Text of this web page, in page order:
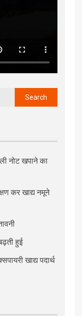
नोट खपाने का
कर खाद्य नमूने
हुई
खाद्य पदार्थ